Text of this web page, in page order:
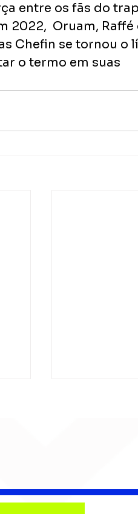
entre os fãs do trap
2022,  Oruam, Raffé
Chefin se tornou o
o termo em suas
Big Band